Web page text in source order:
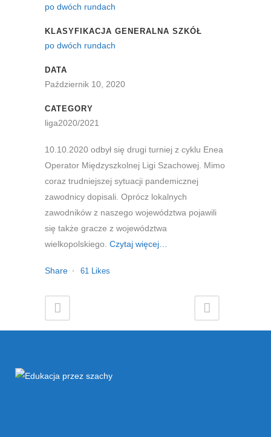
po dwóch rundach
KLASYFIKACJA GENERALNA SZKÓŁ
po dwóch rundach
DATA
Październik 10, 2020
CATEGORY
liga2020/2021
10.10.2020 odbył się drugi turniej z cyklu Enea
Operator Międzyszkolnej Ligi Szachowej. Mimo
coraz trudniejszej sytuacji pandemicznej
zawodnicy dopisali. Oprócz lokalnych
zawodników z naszego województwa pojawili
się także gracze z województwa
wielkopolskiego. Czytaj więcej…
Share 61 Likes